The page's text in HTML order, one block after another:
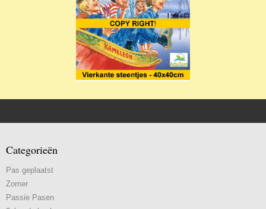
Categorieën
Pas geplaatst
Zomer
Passie Pasen